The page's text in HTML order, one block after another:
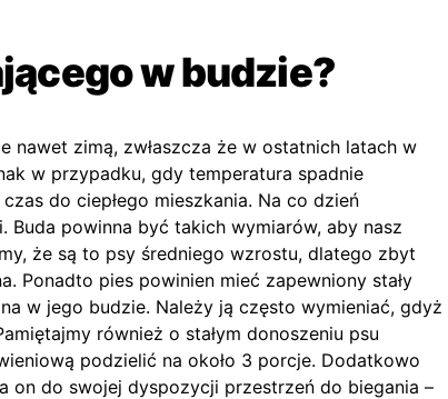
w budzie?
nawet zimą, zwłaszcza że w ostatnich latach w
w przypadku, gdy temperatura spadnie
do ciepłego mieszkania. Na co dzień
powinna być takich wymiarów, aby nasz
że są to psy średniego wzrostu, dlatego zbyt
Ponadto pies powinien mieć zapewniony stały
w jego budzie. Należy ją często wymieniać, gdyż
również o stałym donoszeniu psu
podzielić na około 3 porcje. Dodatkowo
on do swojej dyspozycji przestrzeń do biegania –